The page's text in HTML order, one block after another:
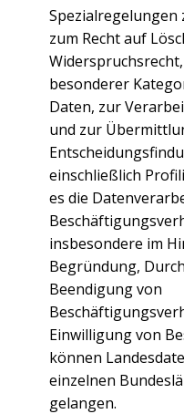
Spezialregelungen
zum Recht auf
besonderer
Daten, zur
und zur
einschließlich
es die
insbesondere im
Begründung,
Beendigung von
Einwilligung von
können
einzelnen
gelangen.